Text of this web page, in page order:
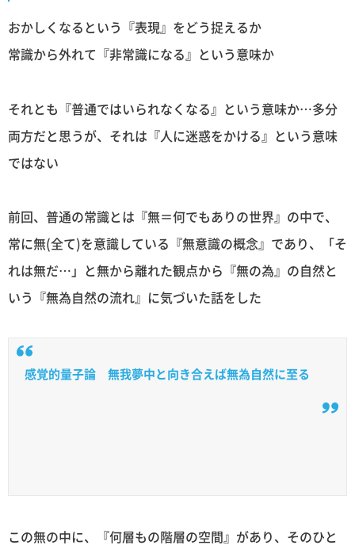
おかしくなるという『表現』をどう捉えるか
常識から外れて『非常識になる』という意味か
それとも『普通ではいられなくなる』という意味か…多分
両方だと思うが、それは『人に迷惑をかける』という意味
ではない
前回、普通の常識とは『無＝何でもありの世界』の中で、
常に無(全て)を意識している『無意識の概念』であり、「そ
れは無だ…」と無から離れた観点から『無の為』の自然と
いう『無為自然の流れ』に気づいた話をした
感覚的量子論 無我夢中と向き合えば無為自然に至る
この無の中に、『何層もの階層の空間』があり、そのひと